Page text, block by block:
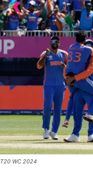
T20 WC 2024